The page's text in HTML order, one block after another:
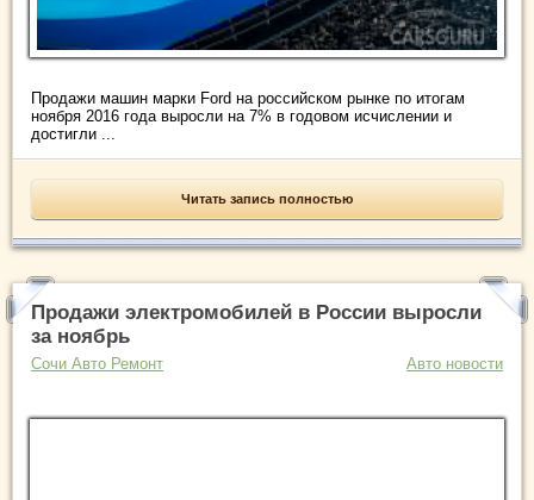
Продажи машин марки Ford на российском рынке по итогам
ноября 2016 года выросли на 7% в годовом исчислении и
достигли ...
Читать запись полностью
Продажи электромобилей в России выросли
за ноябрь
Сочи Авто Ремонт Авто новости